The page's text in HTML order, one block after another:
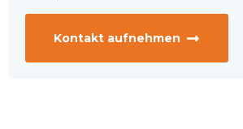
Kontakt aufnehmen